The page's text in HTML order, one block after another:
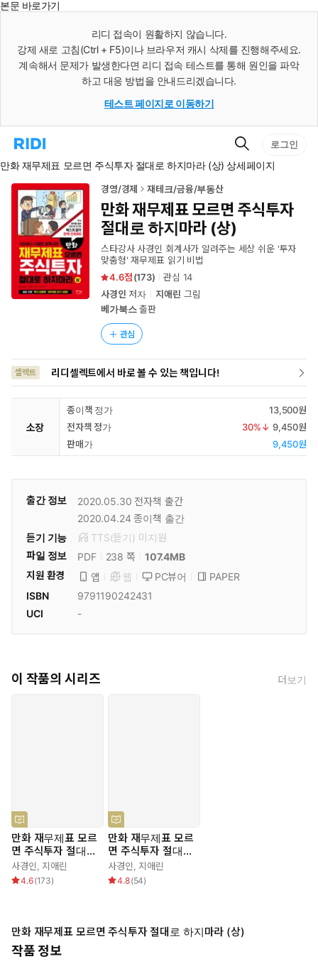
본문 바로가기
리디 접속이 원활하지 않습니다.
강제 새로 고침(Ctrl + F5)이나 브라우저 캐시 삭제를 진행해주세요.
계속해서 문제가 발생한다면 리디 접속 테스트를 통해 원인을 파악
하고 대응 방법을 안내드리겠습니다.
테스트 페이지로 이동하기
리
홈
로
이
동
검
색
로그인
만화 재무제표 모르면 주식투자 절대로 하지마라 (상) 상세페이지
경영/경제 재테크/금융/부동산
만화 재무제표 모르면 주식투자
절대로 하지마라 (상)
스타강사 사경인 회계사가 알려주는 세상 쉬운 '투자
맞춤형' 재무제표 읽기 비법
4.6
(173) 관심 14
사경인 저자 지애린 그림
베가북스출판
관심
셀렉트 리디셀렉트에서 바로 볼 수 있는 책입니다!
소장
종이책 정가
13,500원
전자책 정가
30%↓ 9,450원
판매가
9,450원
출간 정보 2020.05.30 전자책 출간
2020.04.24 종이책 출간
듣기 기능
TTS(듣기) 미 지원
파일 정보
PDF 238 쪽
107.4MB
지원 환경
앱 웹 PC뷰어
PAPER
ISBN
9791190242431
UCI
-
이 작품의 시리즈 더보기
만화 재무제표 모르
면 주식투자 절대로
하지마라 (상)
사경인, 지애린
4.6(173)
만화 재무제표 모르
면 주식투자 절대로
하지마라(하)
사경인, 지애린
4.8(54)
만화 재무제표 모르면 주식투자 절대로 하지마라 (상)
작품 정보